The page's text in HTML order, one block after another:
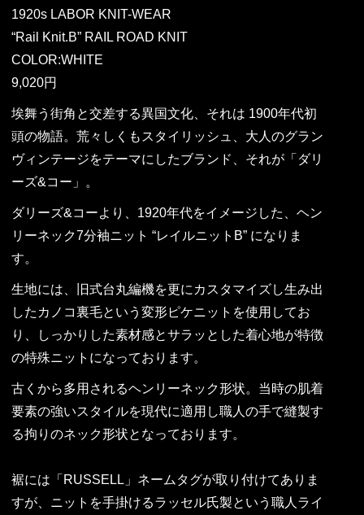
1920s LABOR KNIT-WEAR
“Rail Knit.B” RAIL ROAD KNIT
COLOR:WHITE
9,020円
埃舞う街角と交差する異国文化、それは 1900年代初
頭の物語。荒々しくもスタイリッシュ、大人のグラン
ヴィンテージをテーマにしたブランド、それが「ダリ
ーズ&コー」。
ダリーズ&コーより、1920年代をイメージした、ヘン
リーネック7分袖ニット “レイルニットB” になりま
す。
生地には、旧式台丸編機を更にカスタマイズし生み出
したカノコ裏毛という変形ピケニットを使用してお
り、しっかりした素材感とサラッとした着心地が特徴
の特殊ニットになっております。
古くから多用されるヘンリーネック形状。当時の肌着
要素の強いスタイルを現代に適用し職人の手で縫製す
る拘りのネック形状となっております。
裾には「RUSSELL」ネームタグが取り付けてありま
すが、ニットを手掛けるラッセル氏製という職人ライ